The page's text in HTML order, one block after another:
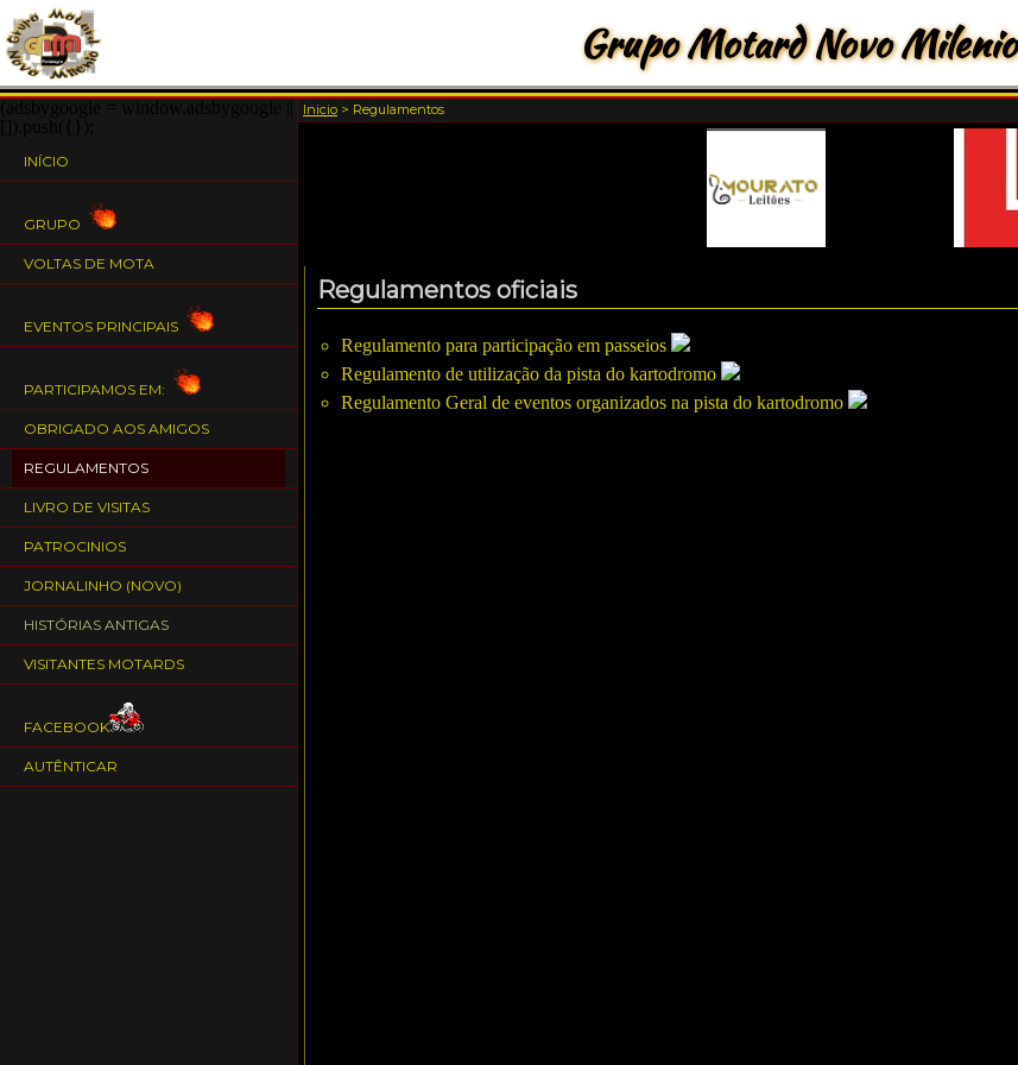
Grupo Motard Novo Milenio
INÍCIO
GRUPO
VOLTAS DE MOTA
EVENTOS PRINCIPAIS
PARTICIPAMOS EM:
OBRIGADO AOS AMIGOS
REGULAMENTOS
LIVRO DE VISITAS
PATROCINIOS
JORNALINHO (NOVO)
HISTÓRIAS ANTIGAS
VISITANTES MOTARDS
FACEBOOK
AUTÊNTICAR
Inicio > Regulamentos
Regulamentos oficiais
Regulamento para participação em passeios
Regulamento de utilização da pista do kartodromo
Regulamento Geral de eventos organizados na pista do kartodromo